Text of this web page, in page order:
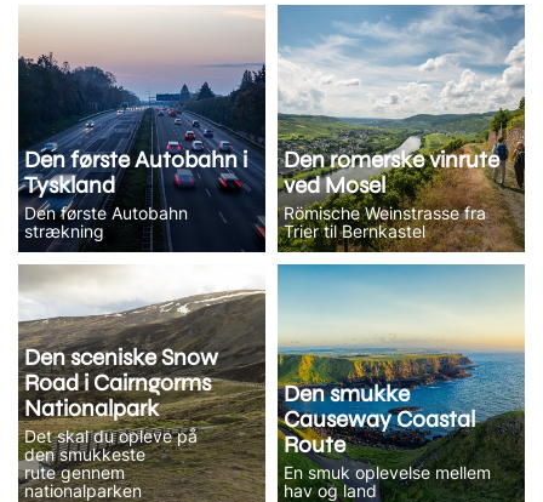
Den første Autobahn i
Tyskland
Den første Autobahn
strækning
Den romerske vinrute
ved Mosel
Römische Weinstrasse fra
Trier til Bernkastel
Den sceniske Snow
Road i Cairngorms
Nationalpark
Det skal du opleve på
den smukkeste
rute gennem
nationalparken
Den smukke
Causeway Coastal
Route
En smuk oplevelse mellem
hav og land